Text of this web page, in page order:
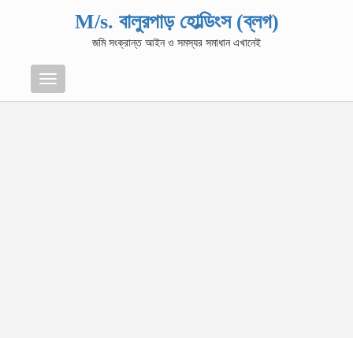
M/s. বালুরপাড় হোল্ডিংস (ব্লগ)
জমি সংক্রান্ত আইন ও সমস্যর সমাধান এখানেই
Menu